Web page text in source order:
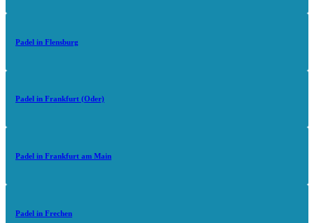
Padel in Flensburg
Padel in Frankfurt (Oder)
Padel in Frankfurt am Main
Padel in Frechen